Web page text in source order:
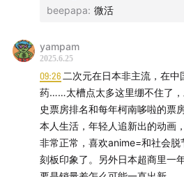
beepapa: 微活
yampam
2025.6.25
09:26 二次元在日本非主流，在
药……太槽点太多这里绷不住了
史票房排名和每年柯南哆啦的票
本人生活，年轻人追新出的动画
非常正常，喜欢anime=和社会
刻板印象了。另外日本超商里一